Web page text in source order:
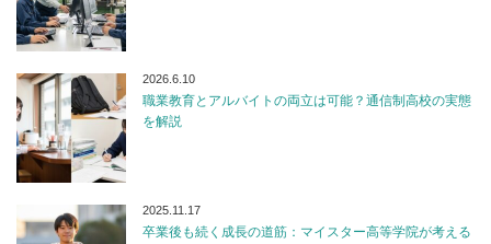
2026.6.10
職業教育とアルバイトの両立は可能？通信制高校の実態
を解説
2025.11.17
卒業後も続く成長の道筋：マイスター高等学院が考える